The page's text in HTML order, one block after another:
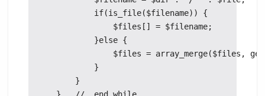
            if(is_file($filename)) {
                $files[] = $filename;
            }else {
$files = array_merge($files,
            }
        }